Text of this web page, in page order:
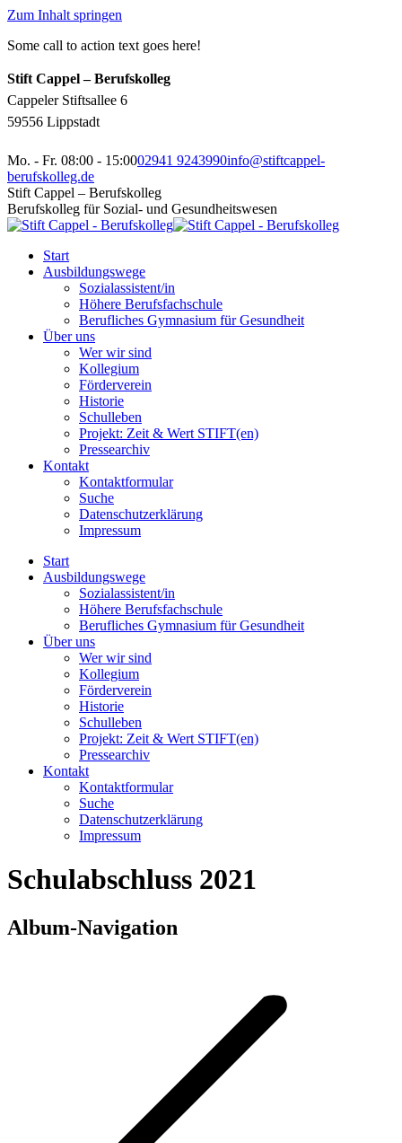
Zum Inhalt springen
Some call to action text goes here!
Stift Cappel – Berufskolleg
Cappeler Stiftsallee 6
59556 Lippstadt
Mo. - Fr. 08:00 - 15:0002941 9243990info@stiftcappel-
berufskolleg.de
Stift Cappel – Berufskolleg
Berufskolleg für Sozial- und Gesundheitswesen
Start
Ausbildungswege
Sozialassistent/in
Höhere Berufsfachschule
Berufliches Gymnasium für Gesundheit
Über uns
Wer wir sind
Kollegium
Förderverein
Historie
Schulleben
Projekt: Zeit & Wert STIFT(en)
Pressearchiv
Kontakt
Kontaktformular
Suche
Datenschutzerklärung
Impressum
Start
Ausbildungswege
Sozialassistent/in
Höhere Berufsfachschule
Berufliches Gymnasium für Gesundheit
Über uns
Wer wir sind
Kollegium
Förderverein
Historie
Schulleben
Projekt: Zeit & Wert STIFT(en)
Pressearchiv
Kontakt
Kontaktformular
Suche
Datenschutzerklärung
Impressum
Schulabschluss 2021
Album-Navigation